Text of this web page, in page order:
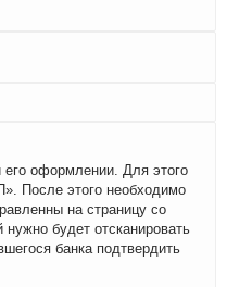
его оформлении. Для этого
После этого необходимо
на страницу со
будет отсканировать
банка подтвердить